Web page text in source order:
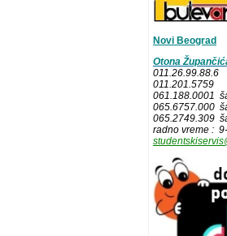
Novi Beograd
Otona
011.26.99.88.6
011.201.5759
061.188.0001
065.6757.000
065.2749.309
radno vreme :